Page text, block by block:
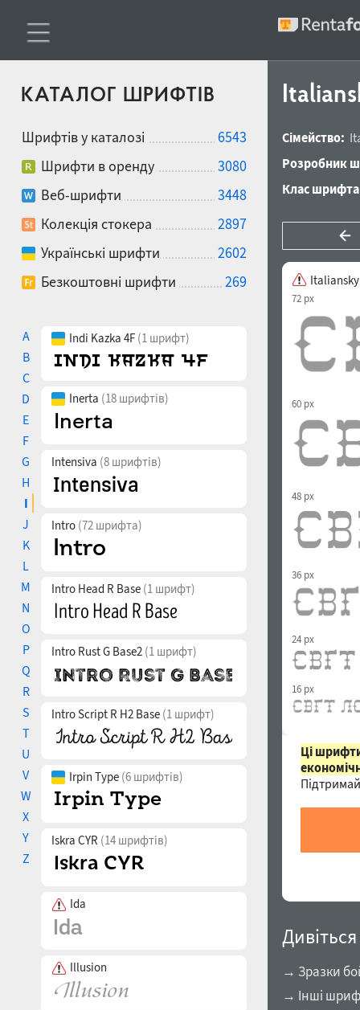
КАТАЛОГ ШРИФТІВ
Шрифтів у каталозі
6543
Шрифти в оренду
3080
Веб-шрифти
3448
Колекція стокера
2897
Українські шрифти
2602
Безкоштовні шрифти
269
A
B
C
D
E
F
G
H
I
J
K
L
M
N
O
P
Q
R
S
T
U
V
W
X
Y
Z
Indi Kazka 4F (1 шрифт)
Inerta (18 шрифтів)
Intensiva (8 шрифтів)
Intro (72 шрифта)
Intro Head R Base (1 шрифт)
Intro Rust G Base2 (1 шрифт)
Intro Script R H2 Base (1 шрифт)
Irpin Type (6 шрифтів)
Iskra CYR (14 шрифтів)
Ida
Illusion
Сімейство:
Розробник
Клас
72 px
60 px
48 px
36 px
24 px
16 px
Ці
→ Зразки
→ Інші